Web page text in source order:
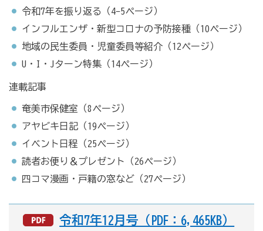
令和7年を振り返る（4-5ページ）
インフルエンザ・新型コロナの予防接種（10ページ）
地域の民生委員・児童委員等紹介（12ページ）
U・I・Jターン特集（14ページ）
連載記事
奄美市保健室（8ページ）
アヤビキ日記（19ページ）
イベント日程（25ページ）
読者お便り＆プレゼント（26ページ）
四コマ漫画・戸籍の窓など（27ページ）
令和7年12月号（PDF：6,465KB）